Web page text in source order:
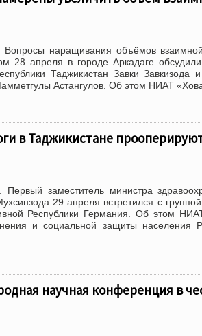
наращивания объёмов взаимной
28 апреля в городе Аркадаге
Таджикистан Завки Завкизода
Астангулов. Об этом НИАТ
в Таджикистане
заместитель министра
29 апреля встретился с группой
Республики Германия. Об этом
и социальной защиты населения
научная конференция в